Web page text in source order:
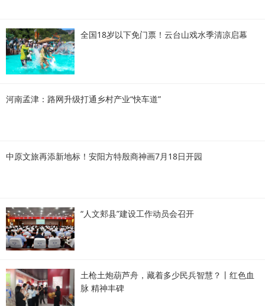
全国18岁以下免门票！云台山戏水季清凉启幕
河南孟津：路网升级打通乡村产业“快车道”
中原文旅再添新地标！安阳方特殷商神画7月18日开园
“人文郏县”建设工作动员会召开
土枪土炮葫芦舟，藏着多少民兵智慧？丨红色血
脉 精神丰碑